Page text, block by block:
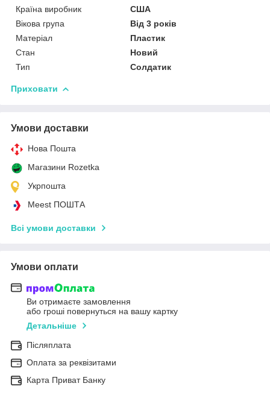
Країна виробник
США
Вікова група
Від 3 років
Матеріал
Пластик
Стан
Новий
Тип
Солдатик
Приховати
Умови доставки
Нова Пошта
Магазини Rozetka
Укрпошта
Meest ПОШТА
Всі умови доставки
Умови оплати
Ви отримаєте замовлення
або гроші повернуться на вашу картку
Детальніше
Післяплата
Оплата за реквізитами
Карта Приват Банку